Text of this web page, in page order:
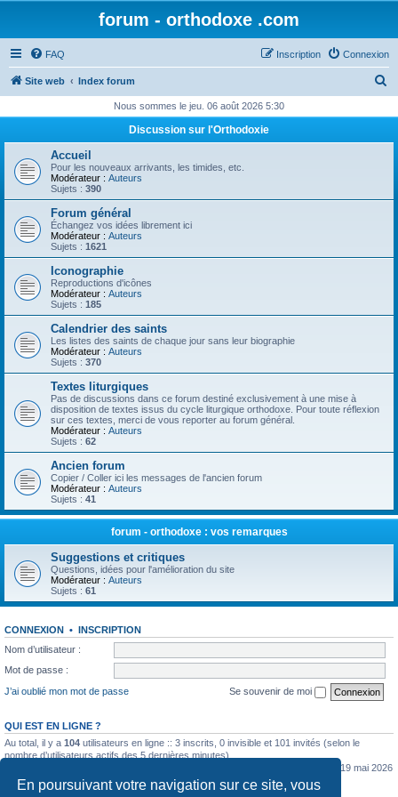
En poursuivant votre navigation sur ce site, vous
forum - orthodoxe .com
FAQ Connexion
Inscription
Site web Index forum
h
Nous sommes le jeu. 06 août 2026 5:30
Discussion sur l'Orthodoxie
Accueil
Pour les nouveaux arrivants, les timides, etc.
Modérateur : Auteurs
Sujets : 390
Forum général
Échangez vos idées librement ici
Modérateur : Auteurs
Sujets : 1621
Iconographie
Reproductions d'icônes
Modérateur : Auteurs
Sujets : 185
Calendrier des saints
Les listes des saints de chaque jour sans leur biographie
Modérateur : Auteurs
Sujets : 370
Textes liturgiques
Pas de discussions dans ce forum destiné exclusivement à une mise à
disposition de textes issus du cycle liturgique orthodoxe. Pour toute réflexion
sur ces textes, merci de vous reporter au forum général.
Modérateur : Auteurs
Sujets : 62
Ancien forum
Copier / Coller ici les messages de l'ancien forum
Modérateur : Auteurs
Sujets : 41
forum - orthodoxe : vos remarques
Suggestions et critiques
Questions, idées pour l'amélioration du site
Modérateur : Auteurs
Sujets : 61
CONNEXION • INSCRIPTION
Nom d’utilisateur :
Mot de passe :
J’ai oublié mon mot de passe
Se souvenir de moi
QUI EST EN LIGNE ?
Au total, il y a 104 utilisateurs en ligne :: 3 inscrits, 0 invisible et 101 invités (selon le
nombre d’utilisateurs actifs des 5 dernières minutes)
le mar. 19 mai 2026
0:07